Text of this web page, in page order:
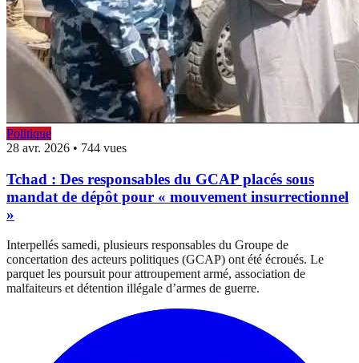
Politique
28 avr. 2026 • 744 vues
Tchad : Des responsables du GCAP placés sous
mandat de dépôt pour « mouvement insurrectionnel
»
Interpellés samedi, plusieurs responsables du Groupe de
concertation des acteurs politiques (GCAP) ont été écroués. Le
parquet les poursuit pour attroupement armé, association de
malfaiteurs et détention illégale d’armes de guerre.